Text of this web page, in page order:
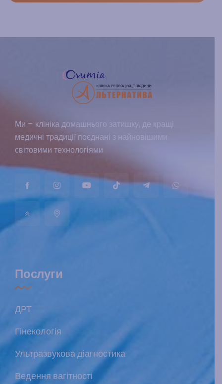
Ми – клініка домашнього затишку, де кращі
медичні традиції поєднані з найновішими
світовими технологіями
Послуги
ДРТ
Гінекологія
Ультразвукова діагностика
Ведення вагітності